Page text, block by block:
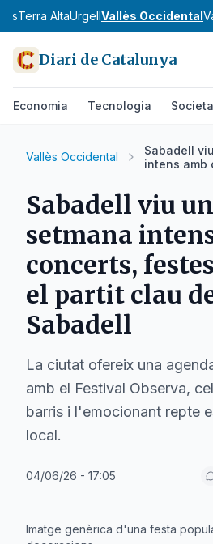
Terra AltaUrgellVallès Occidental
Diari de Catalunya
Economia Tecnologia
Vallès Occidental
Sabadell
intens amb
Sabadell
Sabadell viu
setmana
concerts,
el partit clau
Sabadell
La ciutat ofereix una
amb el Festival Observa,
barris i l'emocionant repte
local.
04/06/26 - 17:05
Imatge genèrica d'una festa